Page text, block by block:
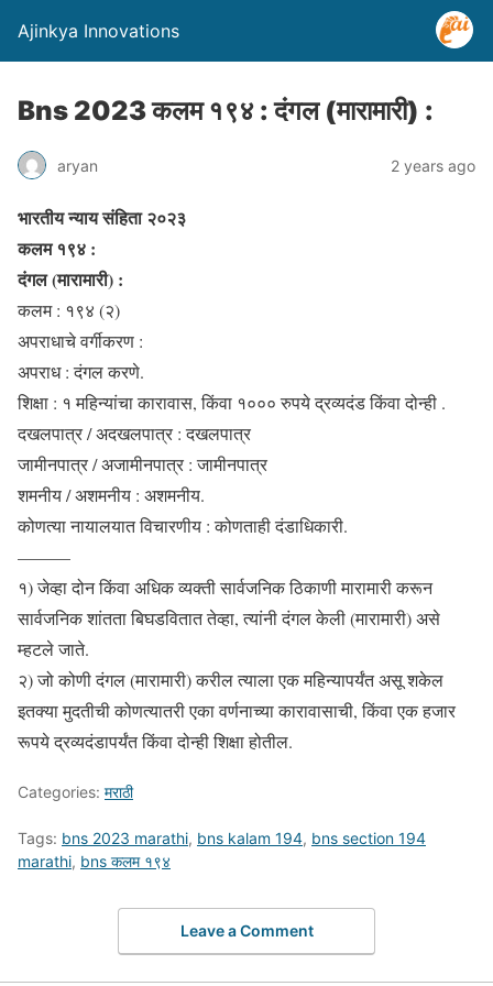
Ajinkya Innovations
Bns 2023 कलम १९४ : दंगल (मारामारी) :
aryan 2 years ago
भारतीय न्याय संहिता २०२३
कलम १९४ :
दंगल (मारामारी) :
कलम : १९४ (२)
अपराधाचे वर्गीकरण :
अपराध : दंगल करणे.
शिक्षा : १ महिन्यांचा कारावास, किंवा १००० रुपये द्रव्यदंड किंवा दोन्ही .
दखलपात्र / अदखलपात्र : दखलपात्र
जामीनपात्र / अजामीनपात्र : जामीनपात्र
शमनीय / अशमनीय : अशमनीय.
कोणत्या नायालयात विचारणीय : कोणताही दंडाधिकारी.
———
१) जेव्हा दोन किंवा अधिक व्यक्ती सार्वजनिक ठिकाणी मारामारी करून
सार्वजनिक शांतता बिघडवितात तेव्हा, त्यांनी दंगल केली (मारामारी) असे
म्हटले जाते.
२) जो कोणी दंगल (मारामारी) करील त्याला एक महिन्यापर्यंत असू शकेल
इतक्या मुदतीची कोणत्यातरी एका वर्णनाच्या कारावासाची, किंवा एक हजार
रूपये द्रव्यदंडापर्यंत किंवा दोन्ही शिक्षा होतील.
Categories: मराठी
Tags: bns 2023 marathi, bns kalam 194, bns section 194
marathi, bns कलम १९४
Leave a Comment